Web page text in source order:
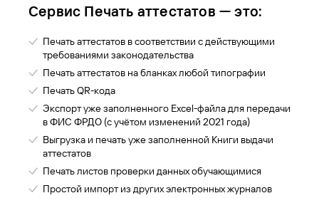
Сервис Печать аттестатов — это:
Печать аттестатов в соответствии с действующими
требованиями законодательства
Печать аттестатов на бланках любой типографии
Печать QR-кода
Экспорт уже заполненного Excel-файла для передачи
в ФИС ФРДО (с учётом изменений 2021 года)
Выгрузка и печать уже заполненной Книги выдачи
аттестатов
Печать листов проверки данных обучающимися
Простой импорт из других электронных журналов